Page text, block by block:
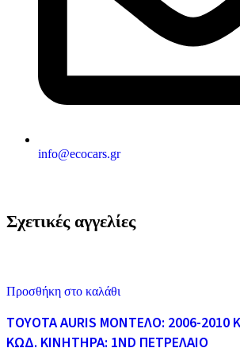
info@ecocars.gr
Σχετικές αγγελίες
Προσθήκη στο καλάθι
TOYOTA AURIS ΜΟΝΤΕΛΟ: 2006-2010
ΚΩΔ. ΚΙΝΗΤΗΡΑ: 1ND ΠΕΤΡΕΛΑΙΟ